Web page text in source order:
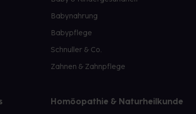
Babynahrung
Babypflege
Schnuller & Co.
Zahnen & Zahnpflege
Homöopathie & Naturheilkunde